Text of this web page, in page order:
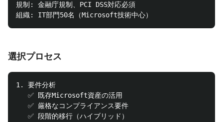
規制: 金融庁規制、PCI DSS対応必須
選択プロセス
1. 要件分析
   ✅ 既存Microsoft資産の活用
   ✅ 厳格なコンプライアンス要件
   ✅ 段階的移行（ハイブリッド）